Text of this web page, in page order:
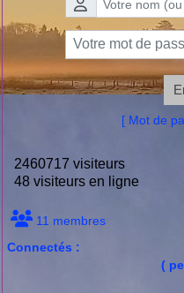
[ Mot de
2460717 visiteurs
48 visiteurs en ligne
11 membres
Connectés :
(